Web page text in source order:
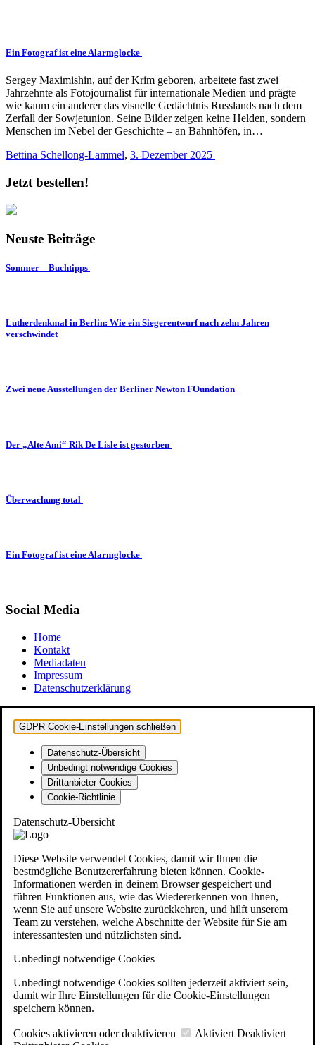
Ein Fotograf ist eine Alarmglocke
Sergey Maximishin, auf der Krim geboren, arbeitete fast zwei
Jahrzehnte als Fotojournalist für internationale Medien und prägte
wie kaum ein anderer das visuelle Gedächtnis Russlands nach dem
Zerfall der Sowjetunion. Seine Bilder zeigen keine Helden, sondern
Menschen im Nebel der Geschichte – an Bahnhöfen, in…
Bettina Schellong-Lammel, 3. Dezember 2025
Jetzt bestellen!
Neuste Beiträge
Sommer – Buchtipps
Lutherdenkmal in Berlin: Wie ein Siegerentwurf nach zehn Jahren
verschwindet
Zwei neue Ausstellungen der Berliner Newton FOundation
Der „Alte Ami“ Rik De Lisle ist gestorben
Überwachung total
Ein Fotograf ist eine Alarmglocke
Social Media
Home
Kontakt
Mediadaten
Impressum
Datenschutzerklärung
GDPR Cookie-Einstellungen schließen
Datenschutz-Übersicht
Unbedingt notwendige Cookies
Drittanbieter-Cookies
Cookie-Richtlinie
Datenschutz-Übersicht
Diese Website verwendet Cookies, damit wir Ihnen die
bestmögliche Benutzererfahrung bieten können. Cookie-
Informationen werden in deinem Browser gespeichert und
führen Funktionen aus, wie das Wiedererkennen von Ihnen,
wenn Sie auf unsere Website zurückkehren, und hilft unserem
Team zu verstehen, welche Abschnitte der Website für Sie am
interessantesten und nützlichsten sind.
Unbedingt notwendige Cookies
Unbedingt notwendige Cookies sollten jederzeit aktiviert sein,
damit wir Ihre Einstellungen für die Cookie-Einstellungen
speichern können.
Cookies aktivieren oder deaktivieren Aktiviert Deaktiviert